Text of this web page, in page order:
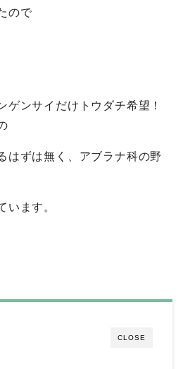
ので
ゲンサイだけトウダチ希望！
はずは無く、アブラナ科の野
います。
CLOSE